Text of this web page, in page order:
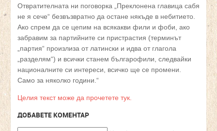
Отвратителната ни поговорка „Преклонена главица сабя
не я сече“ безвъзвратно да остане някъде в небитието.
Ако спрем да се цепим на всякакви фили и фоби, ако
забравим за партийните си пристрастия (терминът
„партия“ произлиза от латински и идва от глагола
„разделям“) и всички станем българофили, следвайки
националните си интереси, всичко ще се промени.
Само за няколко години.“
Целия текст може да прочетете тук.
ДОБАВЕТЕ КОМЕНТАР